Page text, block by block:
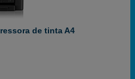
de tinta A4